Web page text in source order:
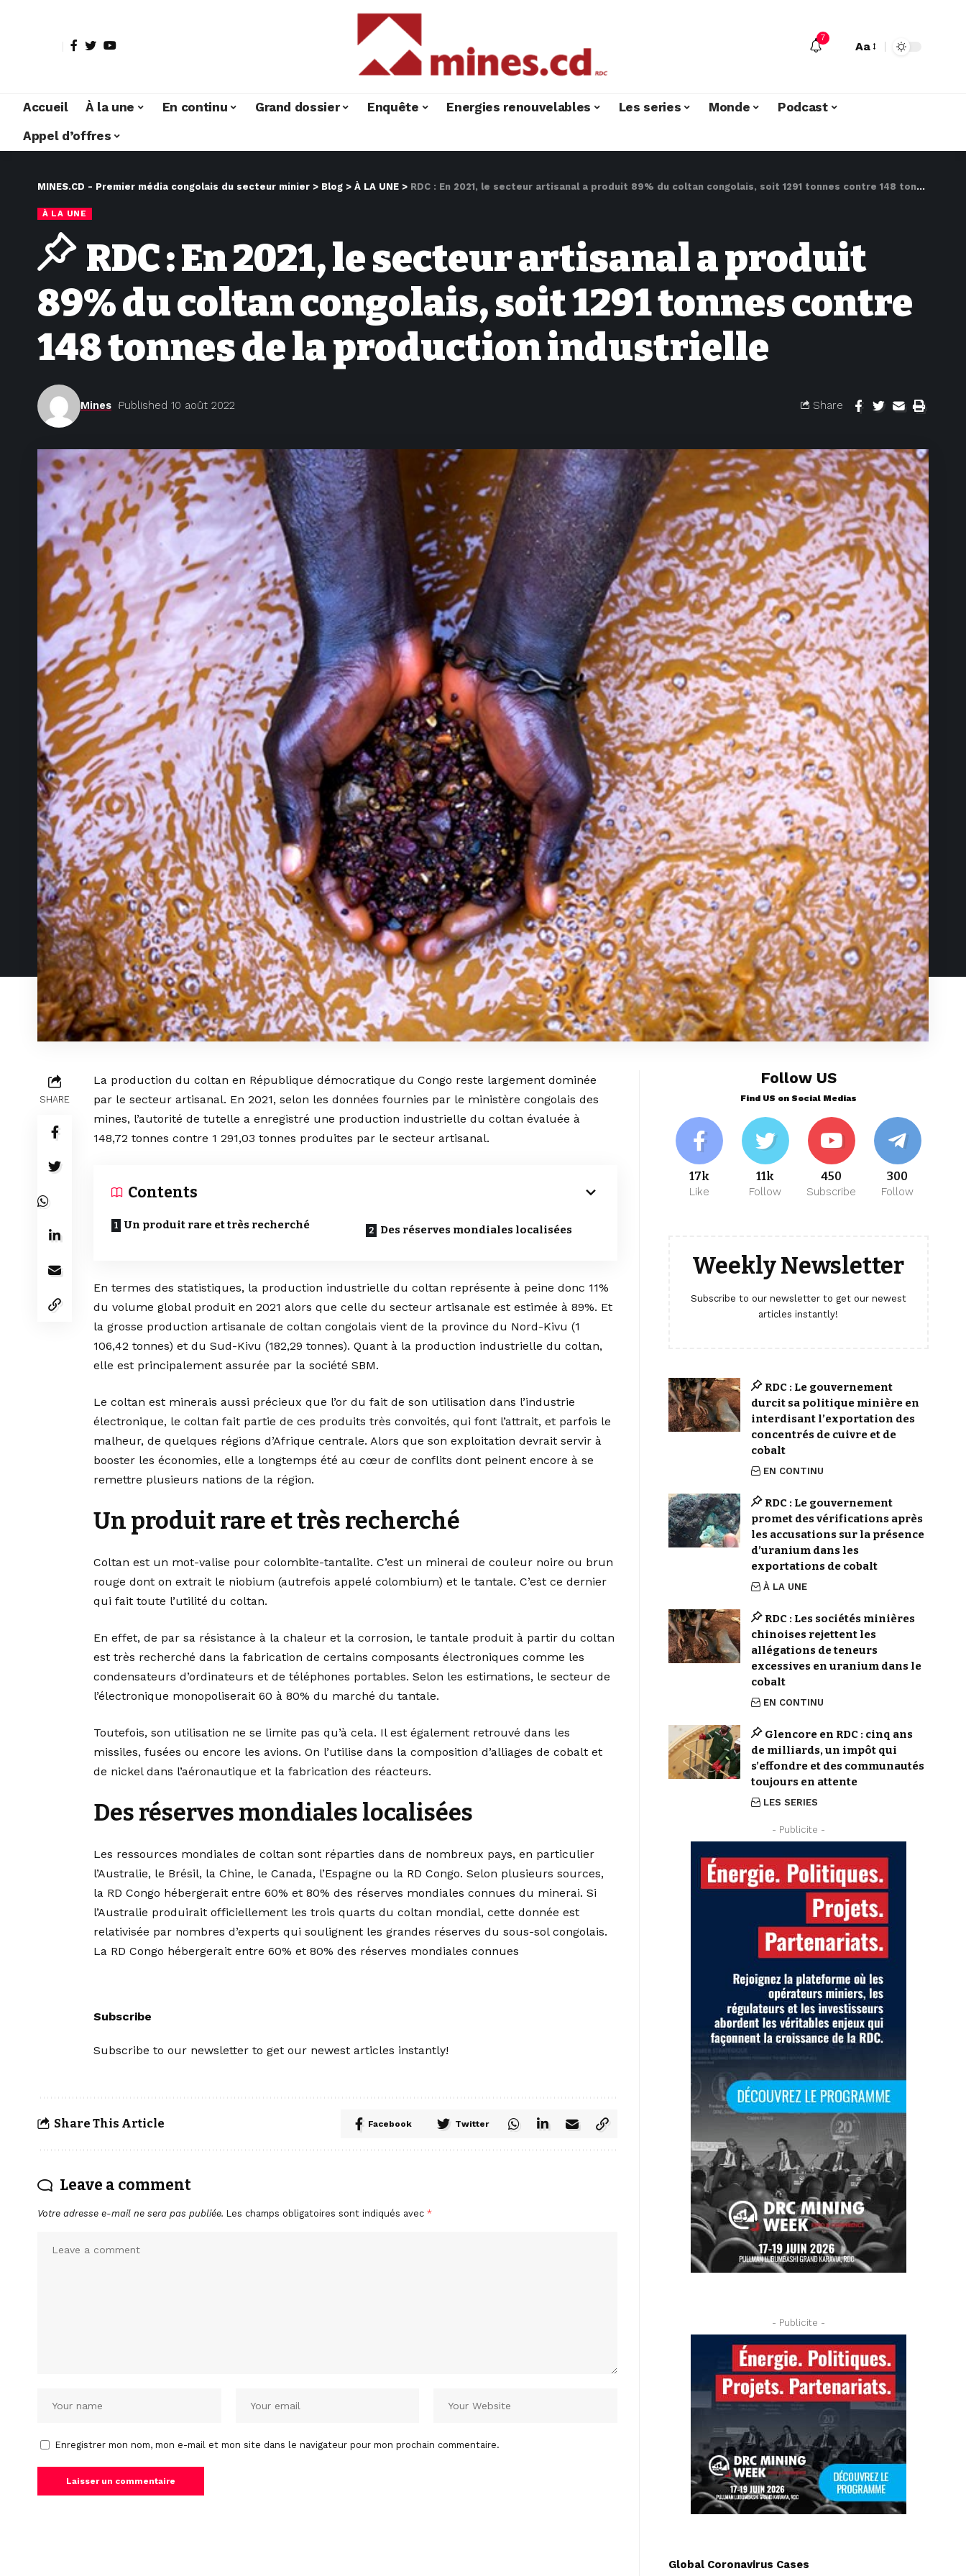
7
Aa
Accueil À la une En continu Grand dossier Enquête Energies renouvelables Les series Monde
Podcast
Appel d’offres
MINES.CD - Premier média congolais du secteur minier > Blog > À LA UNE > RDC : En 2021, le secteur artisanal a produit 89% du coltan congolais, soit 1291 tonnes contre 148 tonnes de la production industrielle
À LA UNE
RDC : En 2021, le secteur artisanal a produit
89% du coltan congolais, soit 1291 tonnes contre
148 tonnes de la production industrielle
Mines Published 10 août 2022 Share
SHARE
La production du coltan en République démocratique du Congo reste largement dominée
par le secteur artisanal. En 2021, selon les données fournies par le ministère congolais des
mines, l’autorité de tutelle a enregistré une production industrielle du coltan évaluée à
148,72 tonnes contre 1 291,03 tonnes produites par le secteur artisanal.
Contents
Un produit rare et très recherché Des réserves mondiales localisées
En termes des statistiques, la production industrielle du coltan représente à peine donc 11%
du volume global produit en 2021 alors que celle du secteur artisanale est estimée à 89%. Et
la grosse production artisanale de coltan congolais vient de la province du Nord-Kivu (1
106,42 tonnes) et du Sud-Kivu (182,29 tonnes). Quant à la production industrielle du coltan,
elle est principalement assurée par la société SBM.
Le coltan est minerais aussi précieux que l’or du fait de son utilisation dans l’industrie
électronique, le coltan fait partie de ces produits très convoités, qui font l’attrait, et parfois le
malheur, de quelques régions d’Afrique centrale. Alors que son exploitation devrait servir à
booster les économies, elle a longtemps été au cœur de conflits dont peinent encore à se
remettre plusieurs nations de la région.
Un produit rare et très recherché
Coltan est un mot-valise pour colombite-tantalite. C’est un minerai de couleur noire ou brun
rouge dont on extrait le niobium (autrefois appelé colombium) et le tantale. C’est ce dernier
qui fait toute l’utilité du coltan.
En effet, de par sa résistance à la chaleur et la corrosion, le tantale produit à partir du coltan
est très recherché dans la fabrication de certains composants électroniques comme les
condensateurs d’ordinateurs et de téléphones portables. Selon les estimations, le secteur de
l’électronique monopoliserait 60 à 80% du marché du tantale.
Toutefois, son utilisation ne se limite pas qu’à cela. Il est également retrouvé dans les
missiles, fusées ou encore les avions. On l’utilise dans la composition d’alliages de cobalt et
de nickel dans l’aéronautique et la fabrication des réacteurs.
Des réserves mondiales localisées
Les ressources mondiales de coltan sont réparties dans de nombreux pays, en particulier
l’Australie, le Brésil, la Chine, le Canada, l’Espagne ou la RD Congo. Selon plusieurs sources,
la RD Congo hébergerait entre 60% et 80% des réserves mondiales connues du minerai. Si
l’Australie produirait officiellement les trois quarts du coltan mondial, cette donnée est
relativisée par nombres d’experts qui soulignent les grandes réserves du sous-sol congolais.
La RD Congo hébergerait entre 60% et 80% des réserves mondiales connues
Subscribe
Subscribe to our newsletter to get our newest articles instantly!
Share This Article Facebook Twitter
Leave a comment
Votre adresse e-mail ne sera pas publiée. Les champs obligatoires sont indiqués avec *
Enregistrer mon nom, mon e-mail et mon site dans le navigateur pour mon prochain commentaire.
Follow US
Find US on Social Medias
17k
Like
11k
Follow
450
Subscribe
300
Follow
Weekly Newsletter
Subscribe to our newsletter to get our newest
articles instantly!
RDC : Le gouvernement
durcit sa politique minière en
interdisant l’exportation des
concentrés de cuivre et de
cobalt
EN CONTINU
RDC : Le gouvernement
promet des vérifications après
les accusations sur la présence
d’uranium dans les
exportations de cobalt
À LA UNE
RDC : Les sociétés minières
chinoises rejettent les
allégations de teneurs
excessives en uranium dans le
cobalt
EN CONTINU
Glencore en RDC : cinq ans
de milliards, un impôt qui
s’effondre et des communautés
toujours en attente
LES SERIES
- Publicite -
- Publicite -
Global Coronavirus Cases